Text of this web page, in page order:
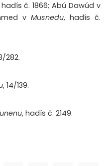
hadís č. 1866; Abú Dawúd v
v Musnedu, hadís č.
282.
, 14/139.
, hadís č. 2149.